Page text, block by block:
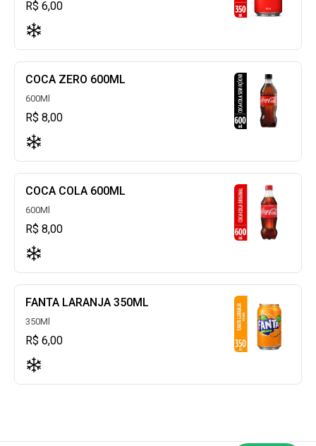
R$ 6,00
COCA ZERO 600ML
600Ml
R$ 8,00
COCA COLA 600ML
600Ml
R$ 8,00
FANTA LARANJA 350ML
350Ml
R$ 6,00